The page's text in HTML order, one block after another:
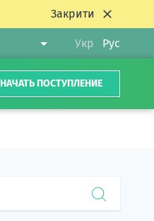
Закрити
Укр Рус
НАЧАТЬ ПОСТУПЛЕНИЕ